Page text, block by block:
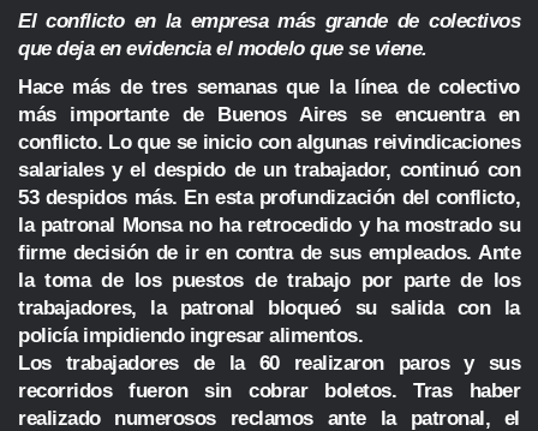
El conflicto en la empresa más grande de colectivos
que deja en evidencia el modelo que se viene.
Hace más de tres semanas que la línea de colectivo
más importante de Buenos Aires se encuentra en
conflicto. Lo que se inicio con algunas reivindicaciones
salariales y el despido de un trabajador, continuó con
53 despidos más. En esta profundización del conflicto,
la patronal Monsa no ha retrocedido y ha mostrado su
firme decisión de ir en contra de sus empleados. Ante
la toma de los puestos de trabajo por parte de los
trabajadores, la patronal bloqueó su salida con la
policía impidiendo ingresar alimentos.
Los trabajadores de la 60 realizaron paros y sus
recorridos fueron sin cobrar boletos. Tras haber
realizado numerosos reclamos ante la patronal, el